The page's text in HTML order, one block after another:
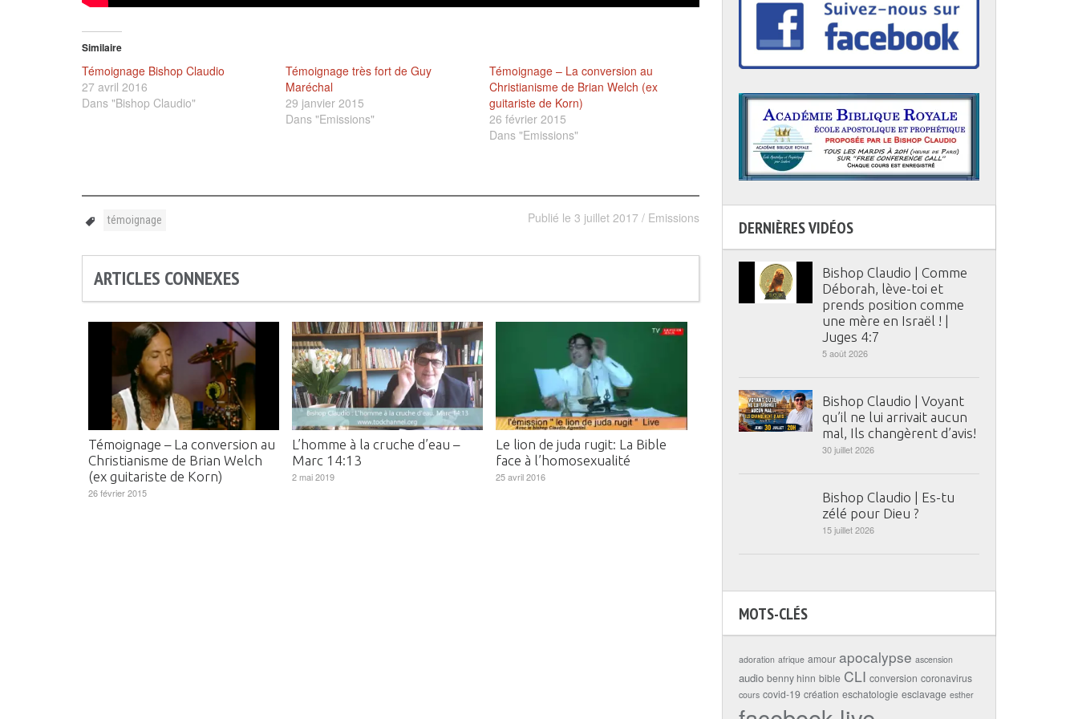
Similaire
Témoignage Bishop Claudio
27 avril 2016
Dans "Bishop Claudio"
Témoignage très fort de Guy
Maréchal
29 janvier 2015
Dans "Emissions"
Témoignage – La conversion au
Christianisme de Brian Welch (ex
guitariste de Korn)
26 février 2015
Dans "Emissions"
Publié le 3 juillet 2017 / Emissions
témoignage
ARTICLES CONNEXES
Témoignage – La conversion au
Christianisme de Brian Welch
(ex guitariste de Korn)
26 février 2015
L’homme à la cruche d’eau –
Marc 14:13
2 mai 2019
Le lion de juda rugit: La Bible
face à l’homosexualité
25 avril 2016
DERNIÈRES VIDÉOS
Bishop Claudio | Comme
Déborah, lève-toi et
prends position comme
une mère en Israël ! |
Juges 4:7
5 août 2026
Bishop Claudio | Voyant
qu’il ne lui arrivait aucun
mal, Ils changèrent d’avis!
30 juillet 2026
Bishop Claudio | Es-tu
zélé pour Dieu ?
15 juillet 2026
MOTS-CLÉS
adoration afrique amour apocalypse ascension
audio benny hinn bible CLI conversion coronavirus
cours covid-19 création eschatologie esclavage esther